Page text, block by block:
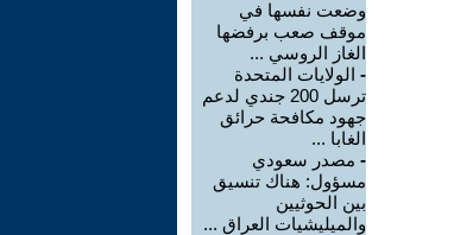
وضعت نفسها في
موقف صعب برفضها
الغاز الروسي ...
- الولايات المتحدة
ترسل 200 جندي لدعم
جهود مكافحة حرائق
الغابا ...
- مصدر سعودي
مسؤول: هناك تنسيق
بين الحوثيين
والميليشيات العراق ...